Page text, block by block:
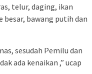
telur, daging, ikan
besar, bawang putih dan
sesudah Pemilu dan
ada kenaikan ,” ucap